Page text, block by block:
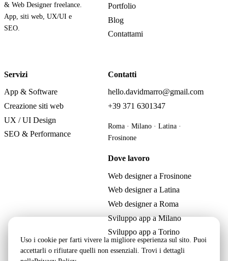
& Web Designer freelance.
App, siti web, UX/UI e
SEO.
Portfolio
Blog
Contattami
Servizi
App & Software
Creazione siti web
UX / UI Design
SEO & Performance
Contatti
hello.davidmarro@gmail.com
+39 371 6301347
Roma · Milano · Latina ·
Frosinone
Dove lavoro
Web designer a Frosinone
Web designer a Latina
Web designer a Roma
Sviluppo app a Milano
Sviluppo app a Torino
Uso i cookie per farti vivere la migliore esperienza sul sito. Puoi
accettarli o rifiutare quelli non essenziali. Trovi i dettagli